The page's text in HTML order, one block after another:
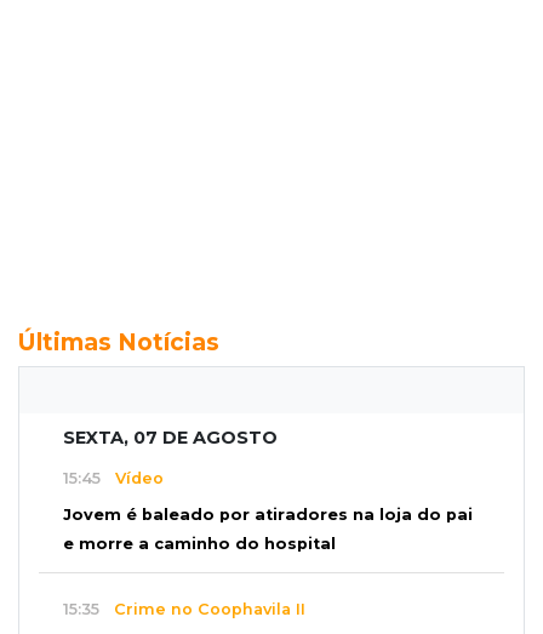
Últimas Notícias
SEXTA, 07 DE AGOSTO
15:45 Vídeo
Jovem é baleado por atiradores na loja do pai
e morre a caminho do hospital
15:35 Crime no Coophavila II